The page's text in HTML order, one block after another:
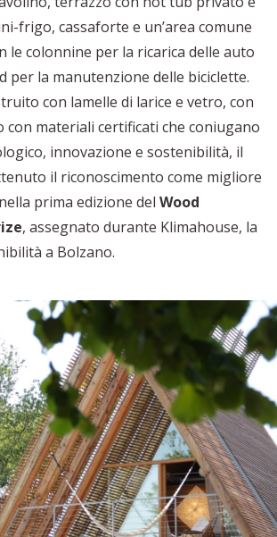
frigo, cassaforte e un’area comune
le colonnine per la ricarica delle auto
per la manutenzione delle biciclette.
con lamelle di larice e vetro, con
con materiali certificati che coniugano
innovazione e sostenibilità, il
il riconoscimento come migliore
prima edizione del Wood
, assegnato durante Klimahouse, la
a Bolzano.